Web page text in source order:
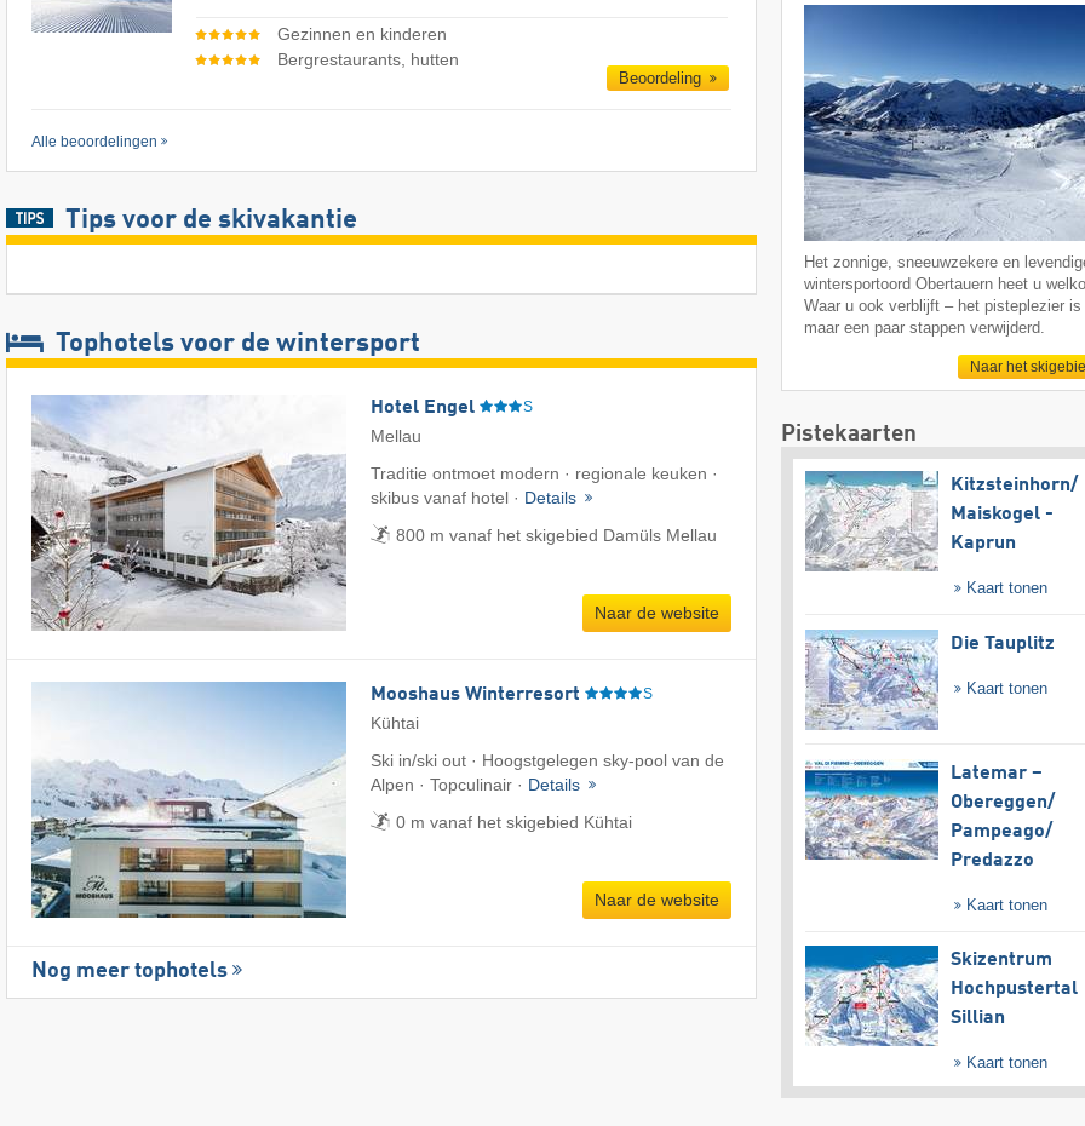
Gezinnen en kinderen
Bergrestaurants, hutten
Beoordeling
Alle beoordelingen
Tips voor de skivakantie
Tophotels voor de wintersport
Hotel Engel S
Mellau
Traditie ontmoet modern · regionale keuken ·
skibus vanaf hotel · Details
800 m vanaf het skigebied Damüls Mellau
Naar de website
Mooshaus Winterresort S
Kühtai
Ski in/ski out · Hoogstgelegen sky-pool van de
Alpen · Topculinair · Details
0 m vanaf het skigebied Kühtai
Naar de website
Nog meer tophotels
Het zonnige, sneeuwzekere en
wintersportoord Obertauern heet u
Waar u ook verblijft – het pisteplezier is
maar een paar stappen verwijderd.
Naar het
Pistekaarten
Kitzsteinhorn/​
Maiskogel -
Kaprun
Kaart tonen
Die Tauplitz
Kaart tonen
Latemar –
Obereggen/​
Pampeago/​
Predazzo
Kaart tonen
Skizentrum
Hochpustertal
Sillian
Kaart tonen